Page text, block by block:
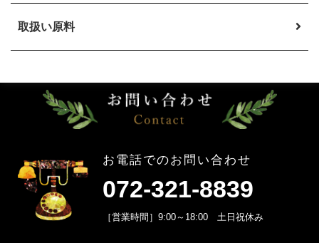
取扱い原料
お電話でのお問い合わせ
072-321-8839
［営業時間］9:00～18:00 土日祝休み